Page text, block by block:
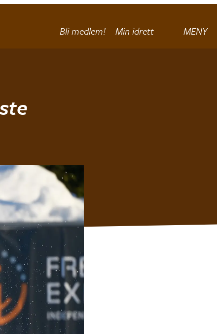
Bli medlem! Min idrett MENY